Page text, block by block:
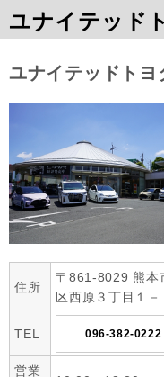
ユナイテッド
ユナイテッドトヨ
住所
〒861-8029 熊本
区西原３丁目１－
TEL 096-382-0222
営業